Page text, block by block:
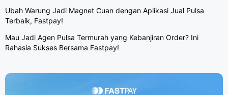
Ubah Warung Jadi Magnet Cuan dengan Aplikasi Jual Pulsa
Terbaik, Fastpay!
Mau Jadi Agen Pulsa Termurah yang Kebanjiran Order? Ini
Rahasia Sukses Bersama Fastpay!